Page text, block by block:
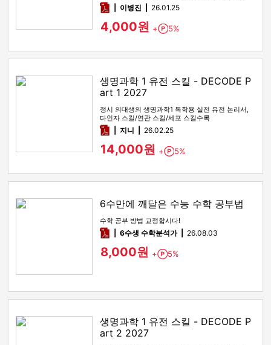
pdf이병진 26.01.25
4,000원 + Point
5%
생명과학 1 유전 스킬 - DECODE P
art 1 2027
정시 의대생의 생명과학1 독학용 실전 유전 논리서,
다인자 스킬/연관 스킬/세포 스킬수록
pdf지니 26.02.25
14,000원 + Point
5%
6수만에 깨달은 수능 수학 공부법
수학 공부 방법 교정합시다!
pdf6수생 수학분석가 26.08.03
8,000원 + Point
5%
생명과학 1 유전 스킬 - DECODE P
art 2 2027